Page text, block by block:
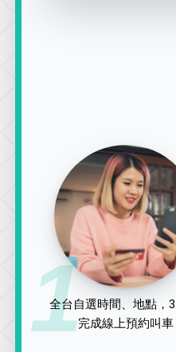
1
全台自選時間、地點，
完成線上預約叫車